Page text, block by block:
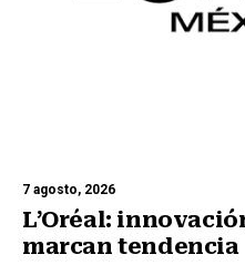
7 agosto, 2026
L’Oréal:
marcan tendencia